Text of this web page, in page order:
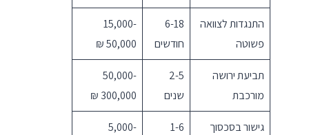
התנגדות לצוואה
פשוטה
6-18
חודשים
15,000-
50,000 ₪
תביעת ירושה
מורכבת
2-5
שנים
50,000-
300,000 ₪
גישור בסכסוך
1-6
5,000-